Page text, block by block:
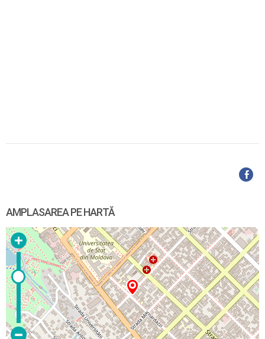
AMPLASAREA PE HARTĂ